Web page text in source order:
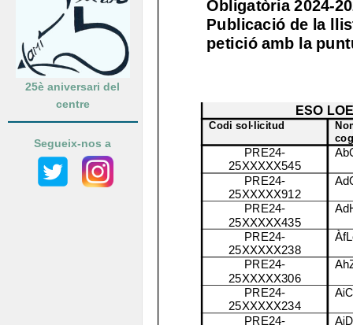
25è aniversari del
centre
Segueix-nos a